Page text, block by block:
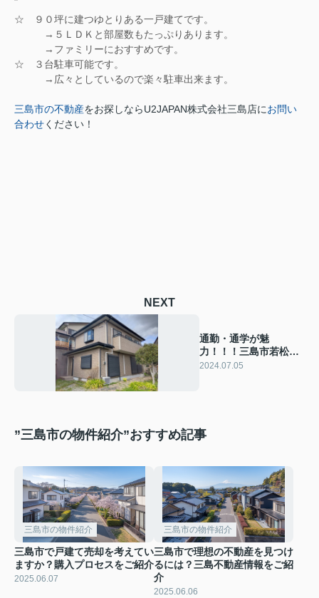
☆ ９０坪に建つゆとりある一戸建てです。
→５ＬＤＫと部屋数もたっぷりあります。
→ファミリーにおすすめです。
☆ ３台駐車可能です。
→広々としているので楽々駐車出来ます。
三島市の不動産をお探しならU2JAPAN株式会社三島店にお問い
合わせください！
NEXT
通勤・通学が魅
力！！！三島市若松町
の中古戸建をご紹介
2024.07.05
”三島市の物件紹介”おすすめ記事
三島市の物件紹介
三島市で戸建て売却を考えてい
ますか？購入プロセスをご紹介
2025.06.07
三島市の物件紹介
三島市で理想の不動産を見つけ
るには？三島不動産情報をご紹
介
2025.06.06